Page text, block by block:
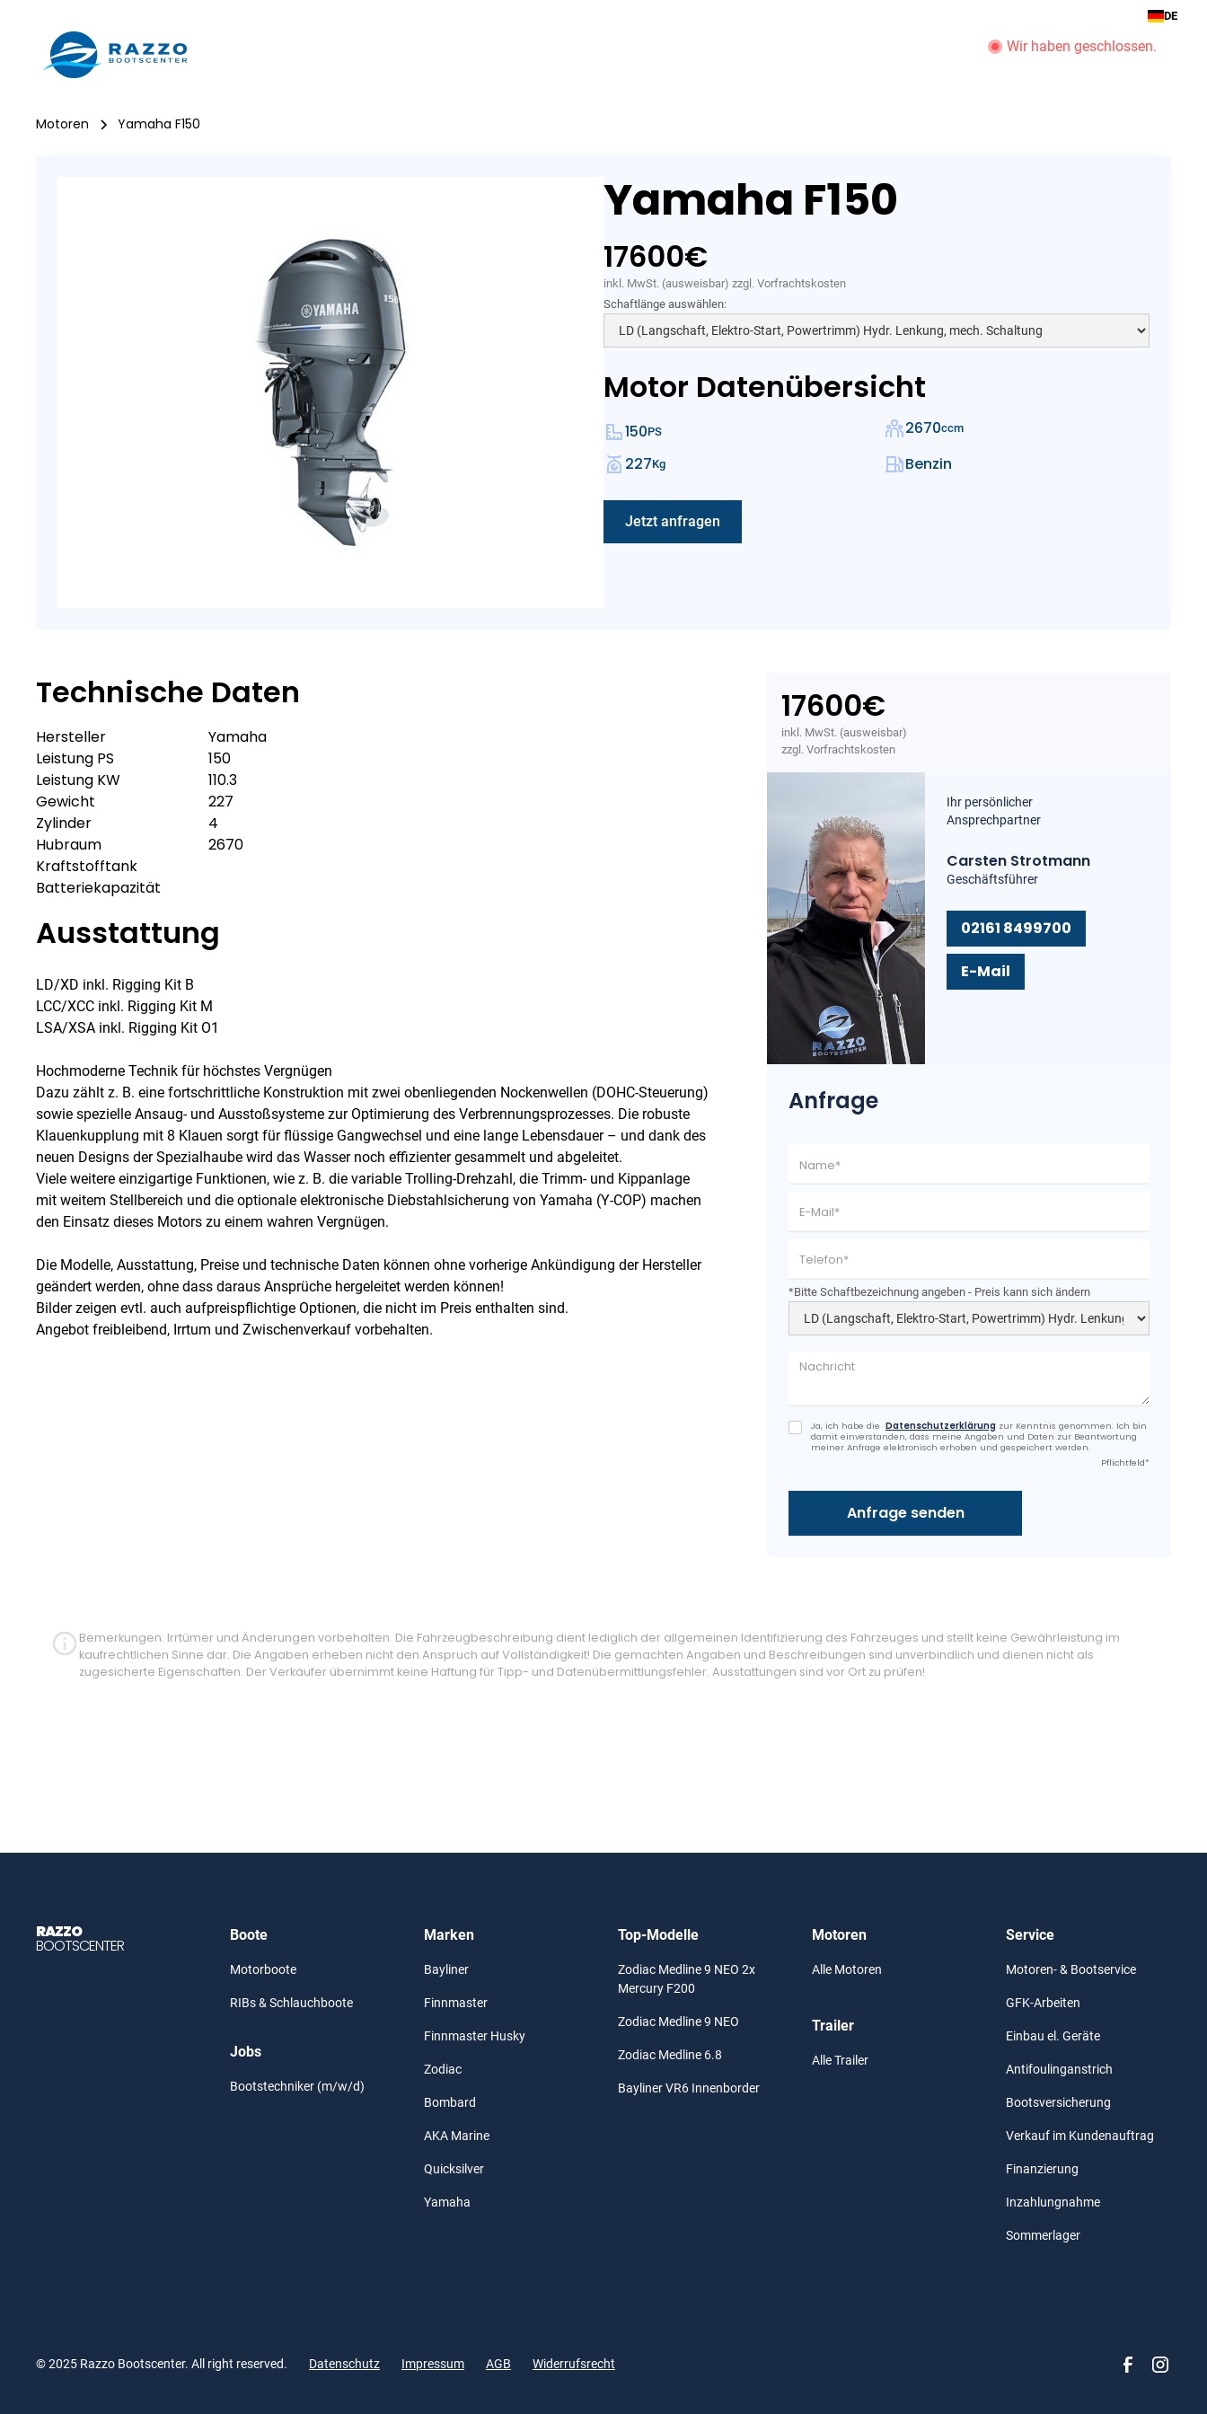
Wir haben geschlossen.
Motoren Yamaha F150
Yamaha F150
17600€
inkl. MwSt. (ausweisbar) zzgl. Vorfrachtskosten
Schaftlänge auswählen:
Motor Datenübersicht
150PS
227Kg
2670ccm
Benzin
Jetzt anfragen
Technische Daten
Hersteller
Yamaha
Leistung PS
150
Leistung KW
110.3
Gewicht
227
Zylinder
4
Hubraum
2670
Kraftstofftank
Batteriekapazität
Ausstattung
LD/XD inkl. Rigging Kit B
LCC/XCC inkl. Rigging Kit M
LSA/XSA inkl. Rigging Kit O1
Hochmoderne Technik für höchstes Vergnügen
Dazu zählt z. B. eine fortschrittliche Konstruktion mit zwei obenliegenden Nockenwellen (DOHC-Steuerung)
sowie spezielle Ansaug- und Ausstoßsysteme zur Optimierung des Verbrennungsprozesses. Die robuste
Klauenkupplung mit 8 Klauen sorgt für flüssige Gangwechsel und eine lange Lebensdauer – und dank des
neuen Designs der Spezialhaube wird das Wasser noch effizienter gesammelt und abgeleitet.
Viele weitere einzigartige Funktionen, wie z. B. die variable Trolling-Drehzahl, die Trimm- und Kippanlage
mit weitem Stellbereich und die optionale elektronische Diebstahlsicherung von Yamaha (Y-COP) machen
den Einsatz dieses Motors zu einem wahren Vergnügen.
Die Modelle, Ausstattung, Preise und technische Daten können ohne vorherige Ankündigung der Hersteller
geändert werden, ohne dass daraus Ansprüche hergeleitet werden können!
Bilder zeigen evtl. auch aufpreispflichtige Optionen, die nicht im Preis enthalten sind.
Angebot freibleibend, Irrtum und Zwischenverkauf vorbehalten.
17600€
inkl. MwSt. (ausweisbar)
zzgl. Vorfrachtskosten
Ihr persönlicher
Ansprechpartner
Carsten Strotmann
Geschäftsführer
02161 8499700
E-Mail
Anfrage
*Bitte Schaftbezeichnung angeben - Preis kann sich ändern
Ja, ich habe die Datenschutzerklärung zur Kenntnis genommen. Ich bin
damit einverstanden, dass meine Angaben und Daten zur Beantwortung
meiner Anfrage elektronisch erhoben und gespeichert werden.
Pflichtfeld*
Bemerkungen: Irrtümer und Änderungen vorbehalten. Die Fahrzeugbeschreibung dient lediglich der allgemeinen Identifizierung des Fahrzeuges und stellt keine Gewährleistung im
kaufrechtlichen Sinne dar. Die Angaben erheben nicht den Anspruch auf Vollständigkeit! Die gemachten Angaben und Beschreibungen sind unverbindlich und dienen nicht als
zugesicherte Eigenschaften. Der Verkäufer übernimmt keine Haftung für Tipp- und Datenübermittlungsfehler. Ausstattungen sind vor Ort zu prüfen!
RAZZO
BOOTSCENTER
Boote
Motorboote
RIBs & Schlauchboote
Jobs
Bootstechniker (m/w/d)
Marken
Bayliner
Finnmaster
Finnmaster Husky
Zodiac
Bombard
AKA Marine
Quicksilver
Yamaha
Top-Modelle
Zodiac Medline 9 NEO 2x
Mercury F200
Zodiac Medline 9 NEO
Zodiac Medline 6.8
Bayliner VR6 Innenborder
Motoren
Alle Motoren
Trailer
Alle Trailer
Service
Motoren- & Bootservice
GFK-Arbeiten
Einbau el. Geräte
Antifoulinganstrich
Bootsversicherung
Verkauf im Kundenauftrag
Finanzierung
Inzahlungnahme
Sommerlager
© 2025 Razzo Bootscenter. All right reserved. Datenschutz Impressum AGB Widerrufsrecht
DE